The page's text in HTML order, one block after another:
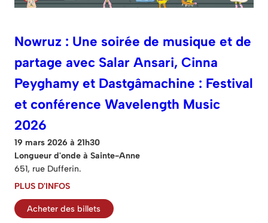
Nowruz : Une soirée de musique et de
partage avec Salar Ansari, Cinna
Peyghamy et Dastgâmachine : Festival
et conférence Wavelength Music
2026
19 mars 2026 à 21h30
Longueur d'onde à Sainte-Anne
651, rue Dufferin.
PLUS D'INFOS
Acheter des billets